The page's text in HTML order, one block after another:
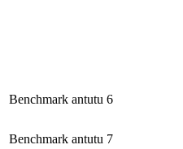
Benchmark antutu 6
Benchmark antutu 7